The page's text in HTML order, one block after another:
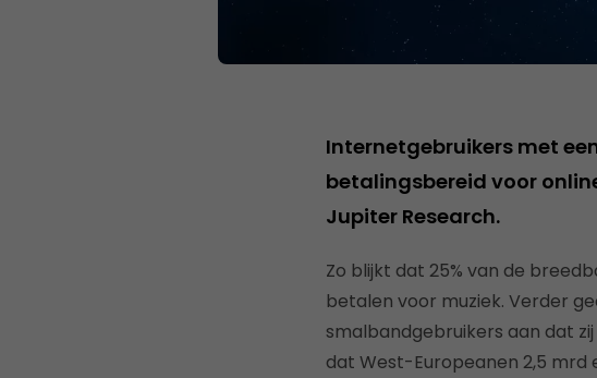
Internetgebruikers met
betalingsbereid voor
Jupiter Research.
Zo blijkt dat 25% van de
betalen voor muziek. Verder
smalbandgebruikers aan dat
dat West-Europeanen 2,5 mrd